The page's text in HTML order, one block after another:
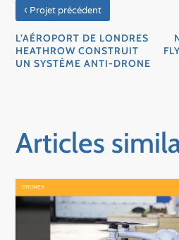
‹ Projet précédent
L’AÉROPORT DE LONDRES
HEATHROW CONSTRUIT
UN SYSTÈME ANTI-DRONE
Articles